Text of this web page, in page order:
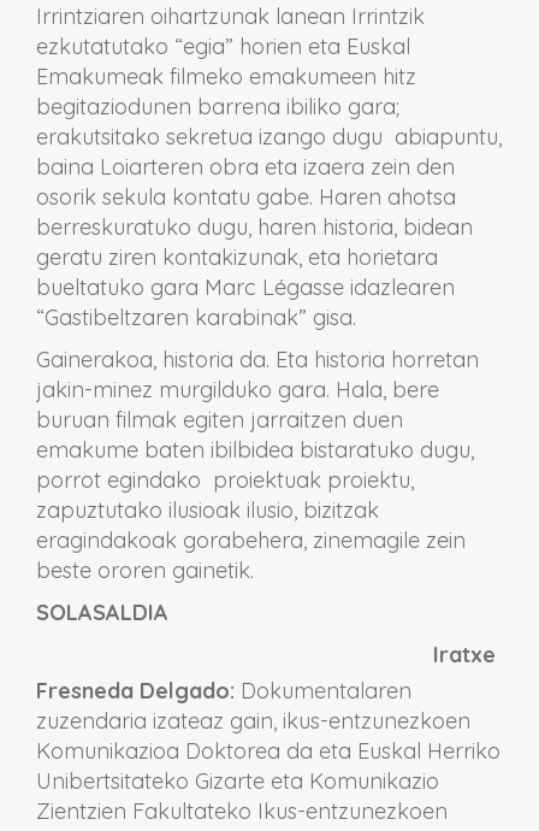
Irrintziaren oihartzunak lanean Irrintzik
ezkutatutako “egia” horien eta Euskal
Emakumeak filmeko emakumeen hitz
begitaziodunen barrena ibiliko gara;
erakutsitako sekretua izango dugu abiapuntu,
baina Loiarteren obra eta izaera zein den
osorik sekula kontatu gabe. Haren ahotsa
berreskuratuko dugu, haren historia, bidean
geratu ziren kontakizunak, eta horietara
bueltatuko gara Marc Légasse idazlearen
“Gastibeltzaren karabinak” gisa.
Gainerakoa, historia da. Eta historia horretan
jakin-minez murgilduko gara. Hala, bere
buruan filmak egiten jarraitzen duen
emakume baten ibilbidea bistaratuko dugu,
porrot egindako proiektuak proiektu,
zapuztutako ilusioak ilusio, bizitzak
eragindakoak gorabehera, zinemagile zein
beste ororen gainetik.
SOLASALDIA
Iratxe
Fresneda Delgado: Dokumentalaren
zuzendaria izateaz gain, ikus-entzunezkoen
Komunikazioa Doktorea da eta Euskal Herriko
Unibertsitateko Gizarte eta Komunikazio
Zientzien Fakultateko Ikus-entzunezkoen